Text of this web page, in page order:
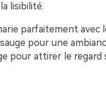
lisibilité.
parfaitement avec
pour une
pour attirer le regard